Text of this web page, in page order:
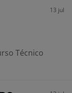
13 jul
Técnico